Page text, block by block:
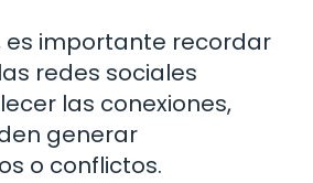
es importante recordar
redes sociales
las conexiones,
generar
o conflictos.